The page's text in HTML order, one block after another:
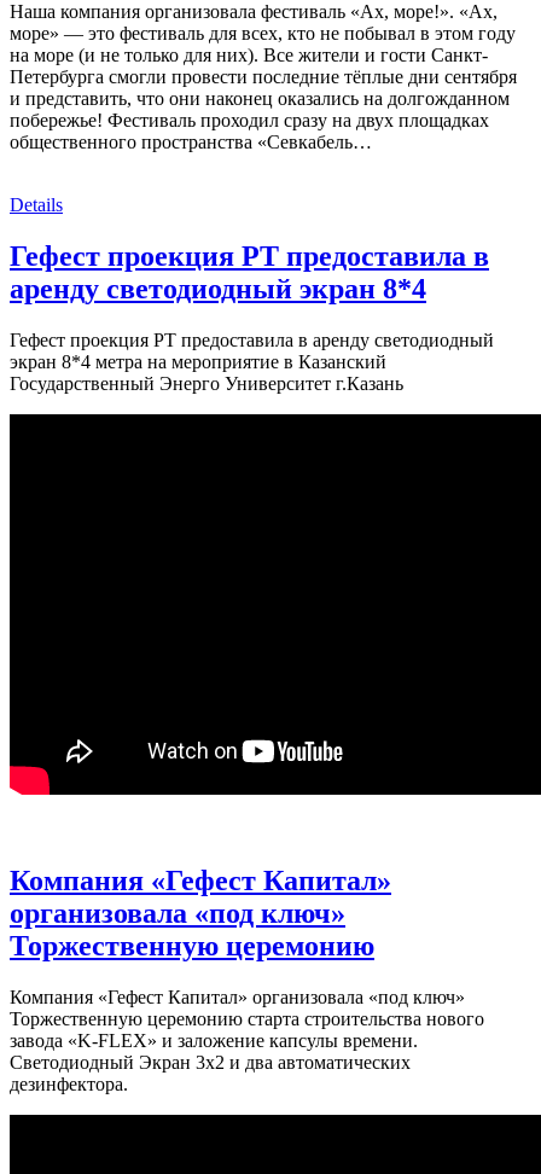
Наша компания организовала фестиваль «Ах, море!». «Ах,
море» — это фестиваль для всех, кто не побывал в этом году
на море (и не только для них). Все жители и гости Санкт-
Петербурга смогли провести последние тёплые дни сентября
и представить, что они наконец оказались на долгожданном
побережье! Фестиваль проходил сразу на двух площадках
общественного пространства «Севкабель…
Details
Гефест проекция РТ предоставила в
аренду светодиодный экран 8*4
Гефест проекция РТ предоставила в аренду светодиодный
экран 8*4 метра на мероприятие в Казанский
Государственный Энерго Университет г.Казань
Компания «Гефест Капитал»
организовала «под ключ»
Торжественную церемонию
Компания «Гефест Капитал» организовала «под ключ»
Торжественную церемонию старта строительства нового
завода «K-FLEX» и заложение капсулы времени.
Светодиодный Экран 3х2 и два автоматических
дезинфектора.